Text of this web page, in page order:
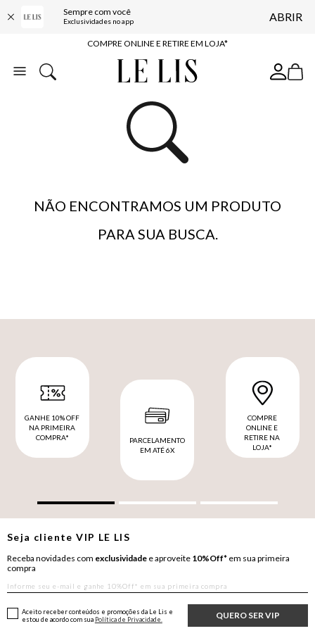
Sempre com você
Exclusividades no app ABRIR
COMPRE ONLINE E RETIRE EM LOJA*
FRETE GRÁTIS*
BAIXE O APP
10% OFF NA PRIMEIRA COMPRA*
NÃO ENCONTRAMOS UM PRODUTO
PARA SUA BUSCA.
GANHE 10% OFF
NA PRIMEIRA
COMPRA*
PARCELAMENTO
EM ATÉ 6X
COMPRE
ONLINE E
RETIRE NA
LOJA*
Seja clienteVIP LE LIS
Receba novidades com exclusividade e aproveite 10%Off* em sua primeira
compra
QUERO SER VIP
Aceito receber conteúdos e promoções da Le Lis e
estou de acordo com sua Política de Privacidade.